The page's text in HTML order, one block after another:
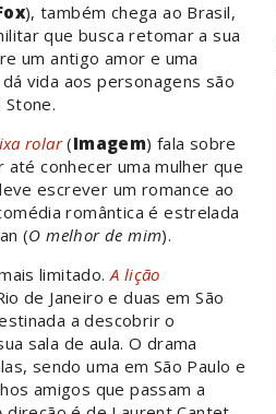
), também chega ao Brasil,
que busca retomar a sua
um antigo amor e uma
vida aos personagens são
rolar(Imagem) fala sobre
conhecer uma mulher que
escrever um romance ao
romântica é estrelada
(O melhor de mim).
limitado.A lição
de Janeiro e duas em São
a descobrir o
sala de aula. O drama
sendo uma em São Paulo e
amigos que passam a